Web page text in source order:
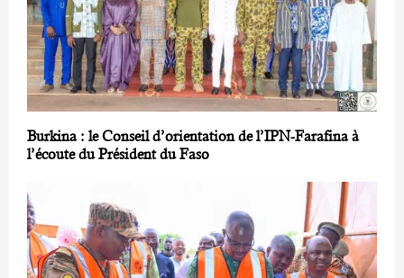
Burkina : le Conseil d’orientation de l’IPN-Farafina à
l’écoute du Président du Faso